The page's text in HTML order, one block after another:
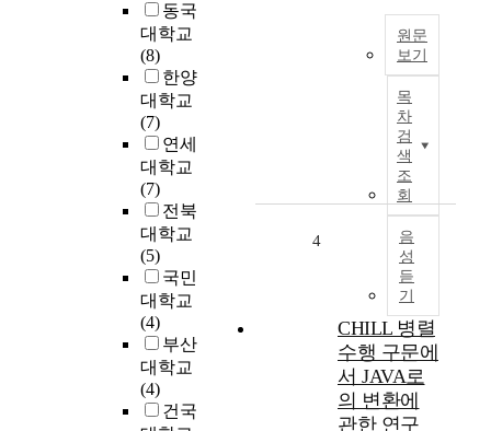
동국
대학교
(8)
한양
대학교
(7)
연세
대학교
(7)
전북
대학교
(5)
국민
대학교
(4)
부산
대학교
(4)
건국
즐
원문
보기
목
차
검
색
조
회
음
성
듣
기
4
CHILL 병렬
수행 구문에
서 JAVA로
의 변환에
관한 연구